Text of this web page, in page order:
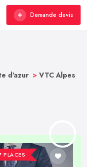
Demande devis
d'azur > VTC Alpes
PLACES